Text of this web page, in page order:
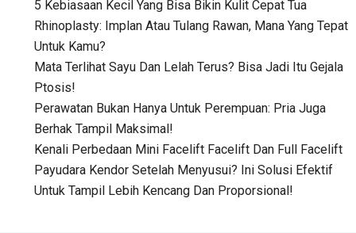
5 Kebiasaan Kecil Yang Bisa Bikin Kulit Cepat Tua
Rhinoplasty: Implan Atau Tulang Rawan, Mana Yang Tepat
Untuk Kamu?
Mata Terlihat Sayu Dan Lelah Terus? Bisa Jadi Itu Gejala
Ptosis!
Perawatan Bukan Hanya Untuk Perempuan: Pria Juga
Berhak Tampil Maksimal!
Kenali Perbedaan Mini Facelift Facelift Dan Full Facelift
Payudara Kendor Setelah Menyusui? Ini Solusi Efektif
Untuk Tampil Lebih Kencang Dan Proporsional!